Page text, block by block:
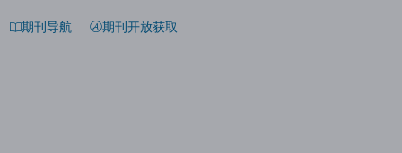
期刊导航 期刊开放获取